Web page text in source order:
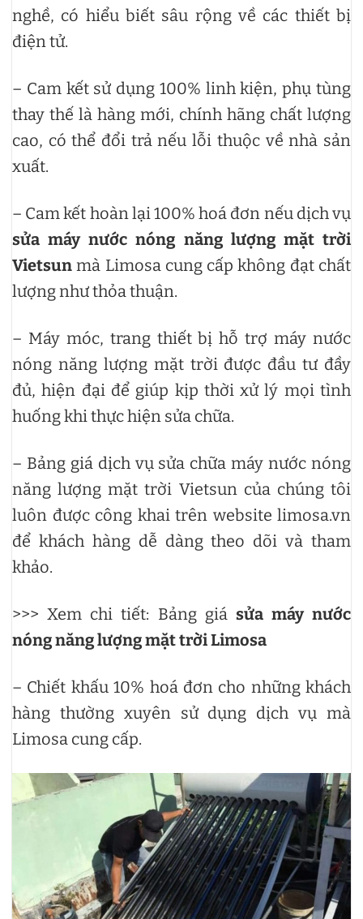
nghề, có hiểu biết sâu rộng về các thiết bị
điện tử.
– Cam kết sử dụng 100% linh kiện, phụ tùng
thay thế là hàng mới, chính hãng chất lượng
cao, có thể đổi trả nếu lỗi thuộc về nhà sản
xuất.
– Cam kết hoàn lại 100% hoá đơn nếu dịch vụ
sửa máy nước nóng năng lượng mặt trời
Vietsun mà Limosa cung cấp không đạt chất
lượng như thỏa thuận.
– Máy móc, trang thiết bị hỗ trợ máy nước
nóng năng lượng mặt trời được đầu tư đầy
đủ, hiện đại để giúp kịp thời xử lý mọi tình
huống khi thực hiện sửa chữa.
– Bảng giá dịch vụ sửa chữa máy nước nóng
năng lượng mặt trời Vietsun của chúng tôi
luôn được công khai trên website limosa.vn
để khách hàng dễ dàng theo dõi và tham
khảo.
>>> Xem chi tiết: Bảng giá sửa máy nước
nóng năng lượng mặt trời Limosa
– Chiết khấu 10% hoá đơn cho những khách
hàng thường xuyên sử dụng dịch vụ mà
Limosa cung cấp.